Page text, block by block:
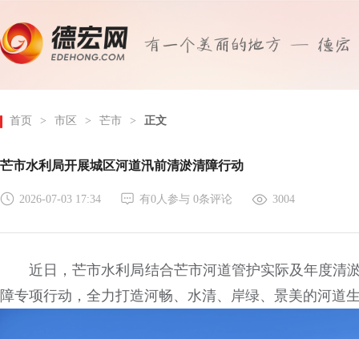
首页 > 市区 > 芒市 > 正文
芒市水利局开展城区河道汛前清淤清障行动
2026-07-03 17:34 有0人参与 0条评论 3004
近日，芒市水利局结合芒市河道管护实际及年度清
障专项行动，全力打造河畅、水清、岸绿、景美的河道